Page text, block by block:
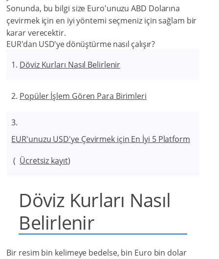
Sonunda, bu bilgi size Euro'unuzu ABD Dolarına
çevirmek için en iyi yöntemi seçmeniz için sağlam bir
karar verecektir.
EUR'dan USD'ye dönüştürme nasıl çalışır?
Döviz Kurları Nasıl Belirlenir
Popüler İşlem Gören Para Birimleri
EUR'unuzu USD'ye Çevirmek için En İyi 5 Platform
( Ücretsiz kayıt)
Döviz Kurları Nasıl
Belirlenir
Bir resim bin kelimeye bedelse, bin Euro bin dolar